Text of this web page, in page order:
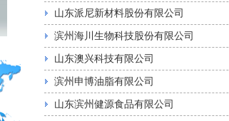
山东派尼新材料股份有限公司
滨州海川生物科技股份有限公司
山东澳兴科技有限公司
滨州申博油脂有限公司
山东滨州健源食品有限公司